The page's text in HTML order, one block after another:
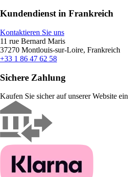
Kundendienst in Frankreich
Kontaktieren Sie uns
11 rue Bernard Maris
37270 Montlouis-sur-Loire, Frankreich
+33 1 86 47 62 58
Sichere Zahlung
Kaufen Sie sicher auf unserer Website ein